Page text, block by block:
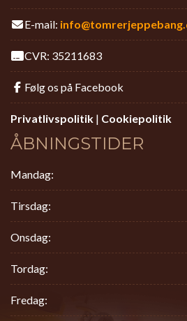
E-mail:
CVR: 35211683
Følg os på Facebook
Privatlivspolitik | Cookiepolitik
ÅBNINGSTIDER
Mandag:
Tirsdag:
Onsdag:
Tordag:
Fredag: